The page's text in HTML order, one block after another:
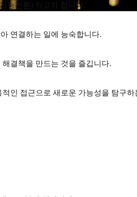
능전환) 하고자 합니다.
연결하는 일에 능숙합니다.
결책을 만드는 것을 즐깁니다.
인 접근으로 새로운 가능성을 탐구하